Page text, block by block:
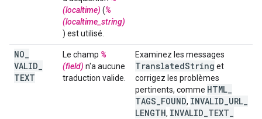
(localtime) (%
(localtime_string)
) est utilisé.
NO
VALID
TEXT
Le champ %
(field) n'a aucune
traduction valide.
Examinez les messages
TranslatedString et
corrigez les problèmes
pertinents, comme HTML
TAGS FOUND, INVALID URL
LENGTH, INVALID TEXT